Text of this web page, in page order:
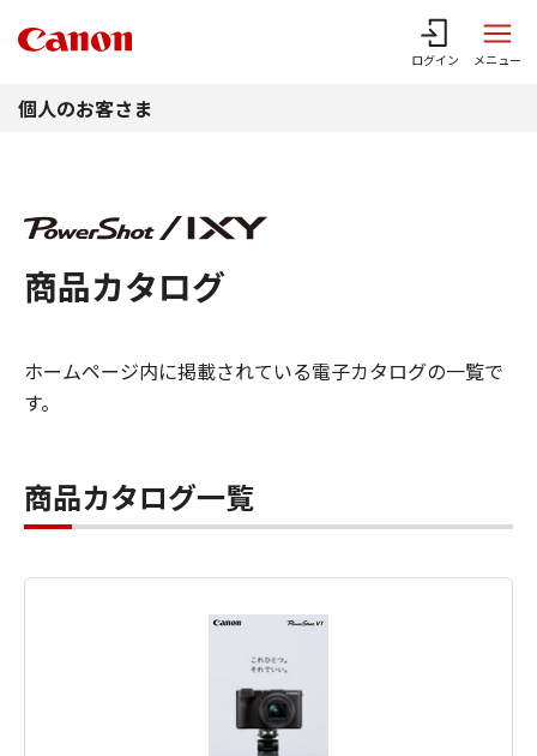
ログイン メニュー
個人のお客さま
商品カタログ
ホームページ内に掲載されている電子カタログの一覧で
す。
商品カタログ一覧